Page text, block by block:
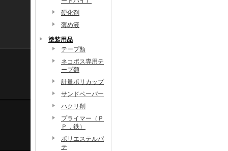
硬化剤
薄め液
塗装用品
テープ類
ネコポス専用テ
ープ類
計量ポリカップ
サンドペーパー
ハクリ剤
プライマー（Ｐ
Ｐ，鉄）
ポリエステルパ
テ